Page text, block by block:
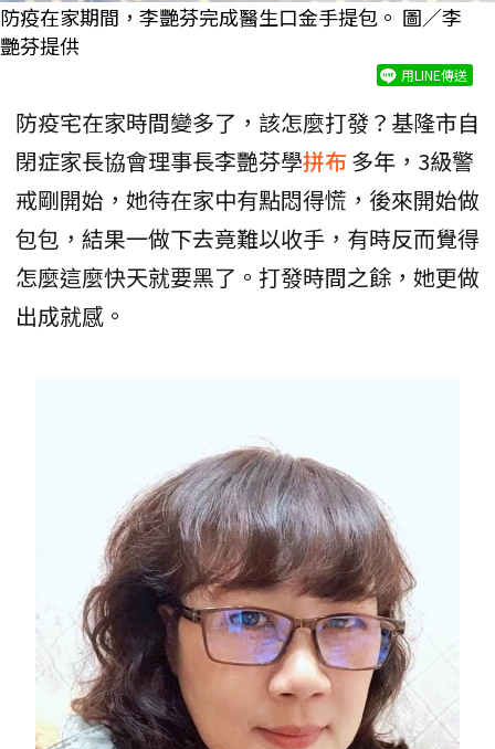
防疫在家期間，李艷芬完成醫生口金手提包。 圖／李
艷芬提供
用LINE傳送
防疫宅在家時間變多了，該怎麼打發？基隆市自
閉症家長協會理事長李艷芬學拼布 多年，3級警
戒剛開始，她待在家中有點悶得慌，後來開始做
包包，結果一做下去竟難以收手，有時反而覺得
怎麼這麼快天就要黑了。打發時間之餘，她更做
出成就感。